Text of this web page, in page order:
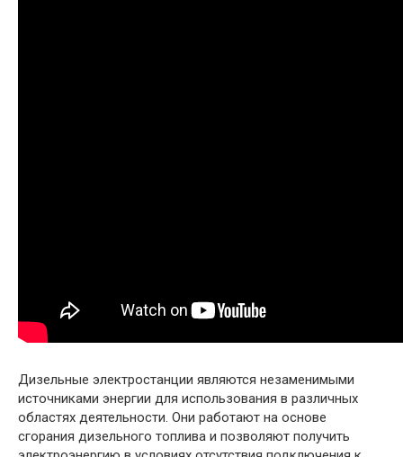
Дизельные электростанции являются незаменимыми
источниками энергии для использования в различных
областях деятельности. Они работают на основе
сгорания дизельного топлива и позволяют получить